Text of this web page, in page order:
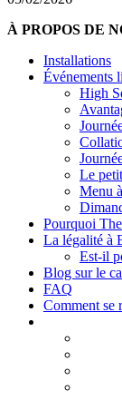
À PROPOS DE
Installations
Événements
High
Le
Menu
Pourquoi
La légalité à
Est-il
Blog sur le
FAQ
Comment se